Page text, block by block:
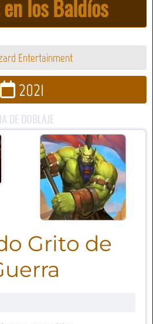
los Baldíos
Entertainment
2021
DE DOBLAJE
Grito de